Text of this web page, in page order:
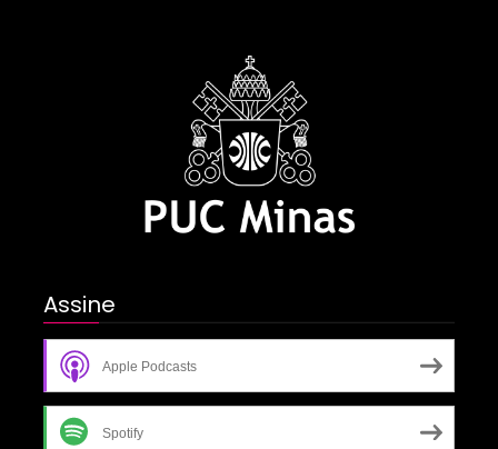
Assine
Apple Podcasts
Spotify